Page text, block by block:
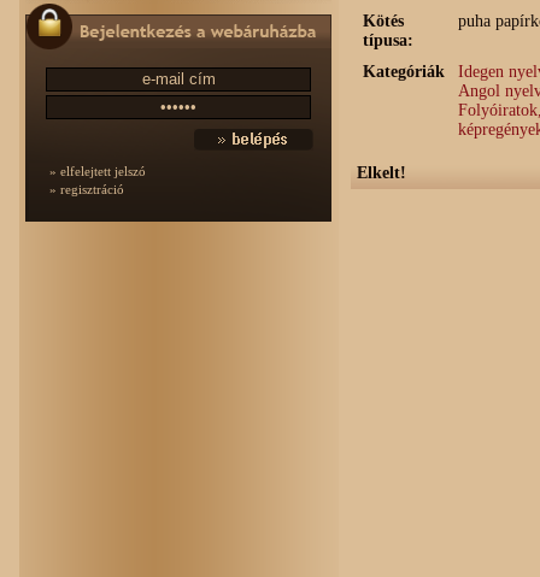
» elfelejtett jelszó
» regisztráció
Kötés
típusa:
puha
Kategóriák
Idegen
Angol
Elkelt!